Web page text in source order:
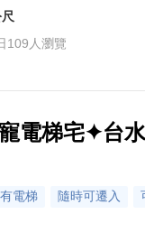
109人瀏覽
電梯宅✦台
有電梯 隨時可遷入